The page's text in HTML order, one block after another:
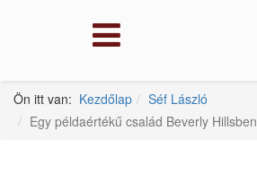
Ön itt van: Kezdőlap
Séf László
Egy példaértékű család Beverly Hillsben